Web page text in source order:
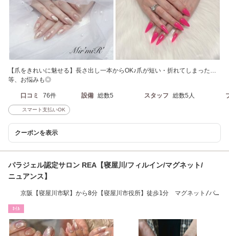
【爪をきれいに魅せる】長さ出し一本からOK♪爪が短い・折れてしまった…
等、お悩みも◎
口コミ 76件 設備 総数5 スタッフ 総数5人
スマート支払いOK
クーポンを表示
パラジェル認定サロン REA【寝屋川/フィルイン/マグネット/
ニュアンス】
京阪【寝屋川市駅】から8分【寝屋川市役所】徒歩1分 マグネット/パ
ﾈｲﾙ